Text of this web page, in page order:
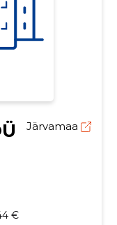
Järvamaa
€